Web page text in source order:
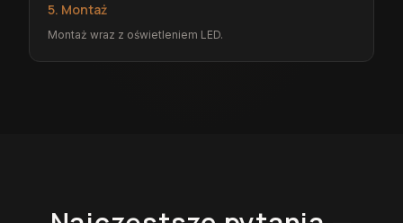
5. Montaż
Montaż wraz z oświetleniem LED.